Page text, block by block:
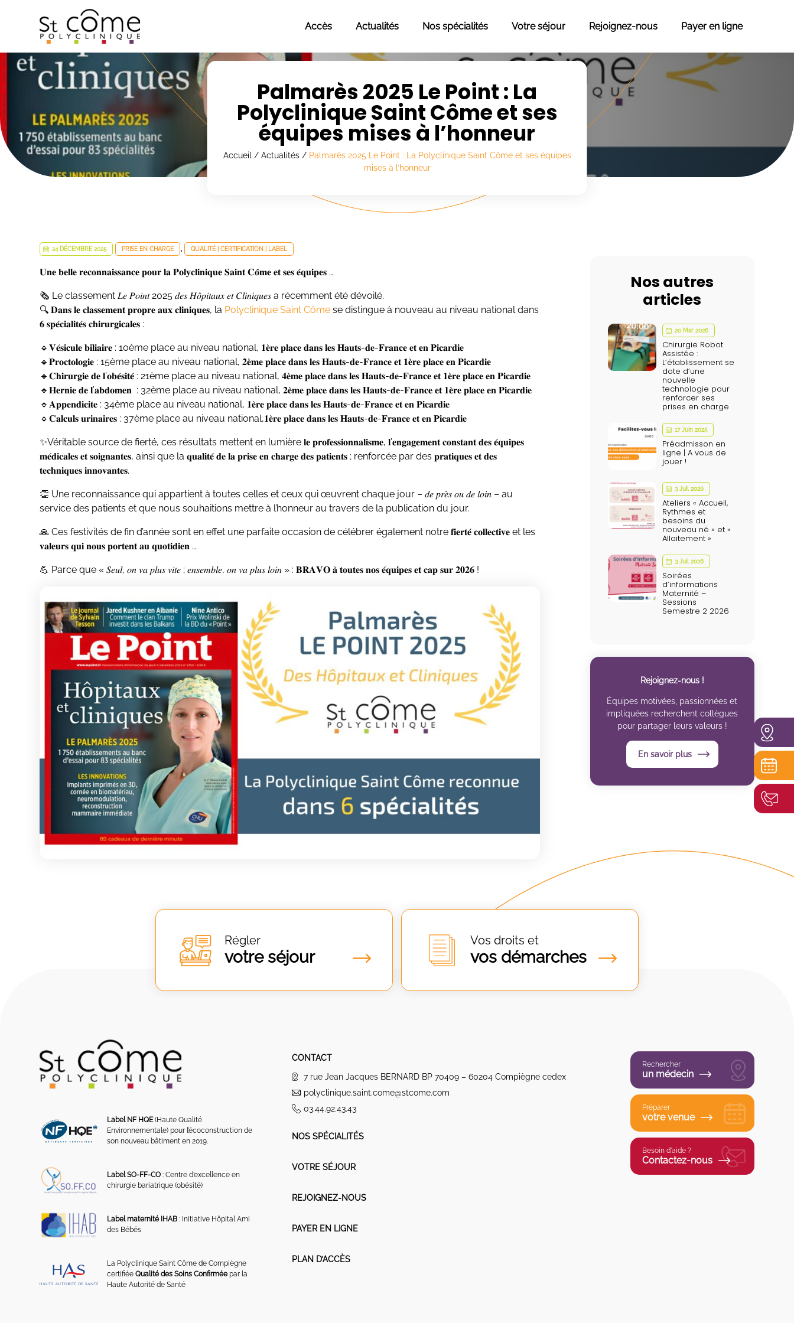
Accès Actualités Nos spécialités Votre séjour Rejoignez-nous Payer en ligne
Palmarès 2025 Le Point : La
Polyclinique Saint Côme et ses
équipes mises à l’honneur
Accueil / Actualités/ Palmarès 2025 Le Point : La Polyclinique Saint Côme et ses équipes
mises à l’honneur
24 DÉCEMBRE 2025 PRISE EN CHARGE , QUALITÉ | CERTIFICATION | LABEL
𝐔𝐧𝐞 𝐛𝐞𝐥𝐥𝐞 𝐫𝐞𝐜𝐨𝐧𝐧𝐚𝐢𝐬𝐬𝐚𝐧𝐜𝐞 𝐩𝐨𝐮𝐫 𝐥𝐚 𝐏𝐨𝐥𝐲𝐜𝐥𝐢𝐧𝐢𝐪𝐮𝐞 𝐒𝐚𝐢𝐧𝐭 𝐂𝐨̂𝐦𝐞 𝐞𝐭 𝐬𝐞𝐬 𝐞́𝐪𝐮𝐢𝐩𝐞𝐬 …
🗞️ Le classement 𝐿𝑒 𝑃𝑜𝑖𝑛𝑡 2025 𝑑𝑒𝑠 𝐻𝑜̂𝑝𝑖𝑡𝑎𝑢𝑥 𝑒𝑡 𝐶𝑙𝑖𝑛𝑖𝑞𝑢𝑒𝑠 a récemment été dévoilé.
🔍 𝐃𝐚𝐧𝐬 𝐥𝐞 𝐜𝐥𝐚𝐬𝐬𝐞𝐦𝐞𝐧𝐭 𝐩𝐫𝐨𝐩𝐫𝐞 𝐚𝐮𝐱 𝐜𝐥𝐢𝐧𝐢𝐪𝐮𝐞𝐬, la Polyclinique Saint Côme se distingue à nouveau au niveau national dans
𝟔 𝐬𝐩𝐞́𝐜𝐢𝐚𝐥𝐢𝐭𝐞́𝐬 𝐜𝐡𝐢𝐫𝐮𝐫𝐠𝐢𝐜𝐚𝐥𝐞𝐬 :
🔹𝐕𝐞́𝐬𝐢𝐜𝐮𝐥𝐞 𝐛𝐢𝐥𝐢𝐚𝐢𝐫𝐞 : 10ème place au niveau national, 𝟏𝐞̀𝐫𝐞 𝐩𝐥𝐚𝐜𝐞 𝐝𝐚𝐧𝐬 𝐥𝐞𝐬 𝐇𝐚𝐮𝐭𝐬-𝐝𝐞-𝐅𝐫𝐚𝐧𝐜𝐞 𝐞𝐭 𝐞𝐧 𝐏𝐢𝐜𝐚𝐫𝐝𝐢𝐞
🔹𝐏𝐫𝐨𝐜𝐭𝐨𝐥𝐨𝐠𝐢𝐞 : 15ème place au niveau national, 𝟐𝐞̀𝐦𝐞 𝐩𝐥𝐚𝐜𝐞 𝐝𝐚𝐧𝐬 𝐥𝐞𝐬 𝐇𝐚𝐮𝐭𝐬-𝐝𝐞-𝐅𝐫𝐚𝐧𝐜𝐞 𝐞𝐭 𝟏𝐞̀𝐫𝐞 𝐩𝐥𝐚𝐜𝐞 𝐞𝐧 𝐏𝐢𝐜𝐚𝐫𝐝𝐢𝐞
🔹𝐂𝐡𝐢𝐫𝐮𝐫𝐠𝐢𝐞 𝐝𝐞 𝐥’𝐨𝐛𝐞́𝐬𝐢𝐭𝐞́ : 21ème place au niveau national, 𝟒𝐞̀𝐦𝐞 𝐩𝐥𝐚𝐜𝐞 𝐝𝐚𝐧𝐬 𝐥𝐞𝐬 𝐇𝐚𝐮𝐭𝐬-𝐝𝐞-𝐅𝐫𝐚𝐧𝐜𝐞 𝐞𝐭 𝟏𝐞̀𝐫𝐞 𝐩𝐥𝐚𝐜𝐞 𝐞𝐧 𝐏𝐢𝐜𝐚𝐫𝐝𝐢𝐞
🔹𝐇𝐞𝐫𝐧𝐢𝐞 𝐝𝐞 𝐥’𝐚𝐛𝐝𝐨𝐦𝐞𝐧 : 32ème place au niveau national, 𝟐𝐞̀𝐦𝐞 𝐩𝐥𝐚𝐜𝐞 𝐝𝐚𝐧𝐬 𝐥𝐞𝐬 𝐇𝐚𝐮𝐭𝐬-𝐝𝐞-𝐅𝐫𝐚𝐧𝐜𝐞 𝐞𝐭 𝟏𝐞̀𝐫𝐞 𝐩𝐥𝐚𝐜𝐞 𝐞𝐧 𝐏𝐢𝐜𝐚𝐫𝐝𝐢𝐞
🔹𝐀𝐩𝐩𝐞𝐧𝐝𝐢𝐜𝐢𝐭𝐞 : 34ème place au niveau national, 𝟏𝐞̀𝐫𝐞 𝐩𝐥𝐚𝐜𝐞 𝐝𝐚𝐧𝐬 𝐥𝐞𝐬 𝐇𝐚𝐮𝐭𝐬-𝐝𝐞-𝐅𝐫𝐚𝐧𝐜𝐞 𝐞𝐭 𝐞𝐧 𝐏𝐢𝐜𝐚𝐫𝐝𝐢𝐞
🔹𝐂𝐚𝐥𝐜𝐮𝐥𝐬 𝐮𝐫𝐢𝐧𝐚𝐢𝐫𝐞𝐬 : 37ème place au niveau national,𝟏𝐞̀𝐫𝐞 𝐩𝐥𝐚𝐜𝐞 𝐝𝐚𝐧𝐬 𝐥𝐞𝐬 𝐇𝐚𝐮𝐭𝐬-𝐝𝐞-𝐅𝐫𝐚𝐧𝐜𝐞 𝐞𝐭 𝐞𝐧 𝐏𝐢𝐜𝐚𝐫𝐝𝐢𝐞
✨Véritable source de fierté, ces résultats mettent en lumière 𝐥𝐞 𝐩𝐫𝐨𝐟𝐞𝐬𝐬𝐢𝐨𝐧𝐧𝐚𝐥𝐢𝐬𝐦𝐞, 𝐥’𝐞𝐧𝐠𝐚𝐠𝐞𝐦𝐞𝐧𝐭 𝐜𝐨𝐧𝐬𝐭𝐚𝐧𝐭 𝐝𝐞𝐬 𝐞́𝐪𝐮𝐢𝐩𝐞𝐬
𝐦𝐞́𝐝𝐢𝐜𝐚𝐥𝐞𝐬 𝐞𝐭 𝐬𝐨𝐢𝐠𝐧𝐚𝐧𝐭𝐞𝐬, ainsi que la 𝐪𝐮𝐚𝐥𝐢𝐭𝐞́ 𝐝𝐞 𝐥𝐚 𝐩𝐫𝐢𝐬𝐞 𝐞𝐧 𝐜𝐡𝐚𝐫𝐠𝐞 𝐝𝐞𝐬 𝐩𝐚𝐭𝐢𝐞𝐧𝐭𝐬 ; renforcée par des 𝐩𝐫𝐚𝐭𝐢𝐪𝐮𝐞𝐬 𝐞𝐭 𝐝𝐞𝐬
𝐭𝐞𝐜𝐡𝐧𝐢𝐪𝐮𝐞𝐬 𝐢𝐧𝐧𝐨𝐯𝐚𝐧𝐭𝐞𝐬.
👏 Une reconnaissance qui appartient à toutes celles et ceux qui œuvrent chaque jour – 𝑑𝑒 𝑝𝑟𝑒̀𝑠 𝑜𝑢 𝑑𝑒 𝑙𝑜𝑖𝑛 – au
service des patients et que nous souhaitions mettre à l’honneur au travers de la publication du jour.
🙏 Ces festivités de fin d’année sont en effet une parfaite occasion de célébrer également notre 𝐟𝐢𝐞𝐫𝐭𝐞́ 𝐜𝐨𝐥𝐥𝐞𝐜𝐭𝐢𝐯𝐞 et les
𝐯𝐚𝐥𝐞𝐮𝐫𝐬 𝐪𝐮𝐢 𝐧𝐨𝐮𝐬 𝐩𝐨𝐫𝐭𝐞𝐧𝐭 𝐚𝐮 𝐪𝐮𝐨𝐭𝐢𝐝𝐢𝐞𝐧 …
💪 Parce que « 𝑆𝑒𝑢𝑙, 𝑜𝑛 𝑣𝑎 𝑝𝑙𝑢𝑠 𝑣𝑖𝑡𝑒 ; 𝑒𝑛𝑠𝑒𝑚𝑏𝑙𝑒, 𝑜𝑛 𝑣𝑎 𝑝𝑙𝑢𝑠 𝑙𝑜𝑖𝑛 » : 𝐁𝐑𝐀𝐕𝐎 𝐚̀ 𝐭𝐨𝐮𝐭𝐞𝐬 𝐧𝐨𝐬 𝐞́𝐪𝐮𝐢𝐩𝐞𝐬 𝐞𝐭 𝐜𝐚𝐩 𝐬𝐮𝐫 𝟐𝟎𝟐𝟔 !
Nos autres
articles
20 Mar 2026
Chirurgie Robot
Assistée :
L’établissement se
dote d’une
nouvelle
technologie pour
renforcer ses
prises en charge
17 Juin 2025
Préadmisson en
ligne | A vous de
jouer !
3 Juil 2026
Ateliers « Accueil,
Rythmes et
besoins du
nouveau né » et «
Allaitement »
3 Juil 2026
Soirées
d’informations
Maternité –
Sessions
Semestre 2 2026
Rejoignez-nous !
Équipes motivées, passionnées et
impliquées recherchent collègues
pour partager leurs valeurs !
En savoir plus
Régler
votre séjour
Vos droits et
vos démarches
Label NF HQE(Haute Qualité
Environnementale) pour l’écoconstruction de
son nouveau bâtiment en 2019.
Label SO-FF-CO : Centre d’excellence en
chirurgie bariatrique (obésité)
Label maternité IHAB : Initiative Hôpital Ami
des Bébés
La Polyclinique Saint Côme de Compiègne
certifiéeQualité des Soins Confirméepar la
Haute Autorité de Santé
CONTACT
7 rue Jean Jacques BERNARD BP 70409 – 60204 Compiègne cedex
polyclinique.saint.come@stcome.com
03.44.92.43.43
NOS SPÉCIALITÉS
VOTRE SÉJOUR
REJOIGNEZ-NOUS
PAYER EN LIGNE
PLAN D’ACCÈS
Rechercher
un médecin
Préparer
votre venue
Besoin d'aide ?
Contactez-nous